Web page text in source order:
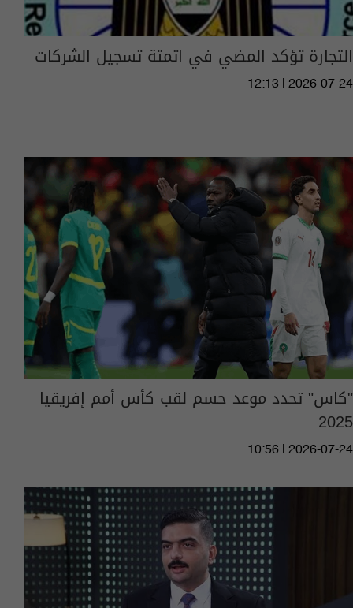
التجارة تؤكد المضي في اتمتة تسجيل الشركات
12:13 | 2026-07-24
"كاس" تحدد موعد حسم لقب كأس أمم إفريقيا
2025
10:56 | 2026-07-24